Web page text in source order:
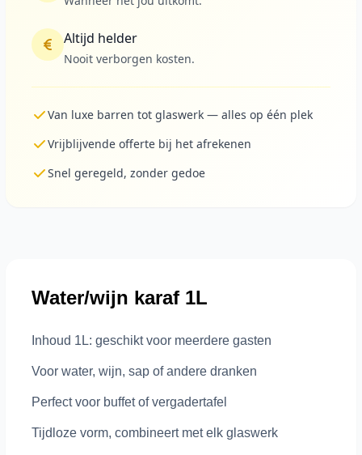
Altijd helder
Nooit verborgen kosten.
Van luxe barren tot glaswerk — alles op één plek
Vrijblijvende offerte bij het afrekenen
Snel geregeld, zonder gedoe
Water/wijn karaf 1L
Inhoud 1L: geschikt voor meerdere gasten
Voor water, wijn, sap of andere dranken
Perfect voor buffet of vergadertafel
Tijdloze vorm, combineert met elk glaswerk